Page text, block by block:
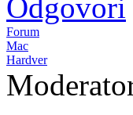
Odgovori
Forum
Mac
Hardver